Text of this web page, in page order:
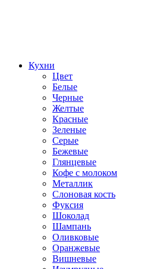
Кухни
Цвет
Белые
Черные
Желтые
Красные
Зеленые
Серые
Бежевые
Глянцевые
Кофе с молоком
Металлик
Слоновая кость
Фуксия
Шоколад
Шампань
Оливковые
Оранжевые
Вишневые